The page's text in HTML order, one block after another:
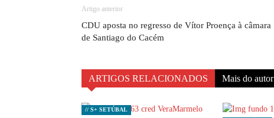
Artigo anterior
CDU aposta no regresso de Vítor Proença à câmara
de Santiago do Cacém
ARTIGOS RELACIONADOS Mais do autor
// S+ SETÚBAL